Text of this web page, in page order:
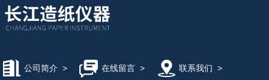
公司简介 > 在线留言> 联系我们 >